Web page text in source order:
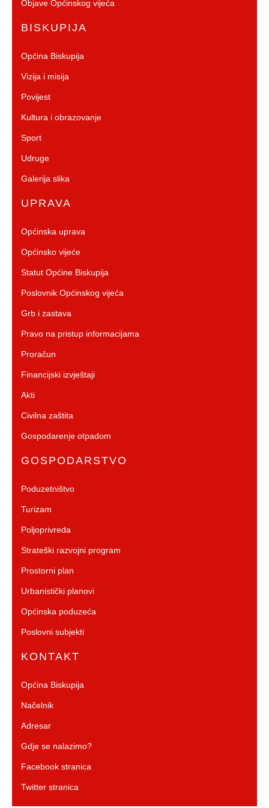
Objave Općinskog vijeća
BISKUPIJA
Općina Biskupija
Vizija i misija
Povijest
Kultura i obrazovanje
Sport
Udruge
Galerija slika
UPRAVA
Općinska uprava
Općinsko vijeće
Statut Općine Biskupija
Poslovnik Općinskog vijeća
Grb i zastava
Pravo na pristup informacijama
Proračun
Financijski izvještaji
Akti
Civilna zaštita
Gospodarenje otpadom
GOSPODARSTVO
Poduzetništvo
Turizam
Poljoprivreda
Strateški razvojni program
Prostorni plan
Urbanistički planovi
Općinska poduzeća
Poslovni subjekti
KONTAKT
Općina Biskupija
Načelnik
Adresar
Gdje se nalazimo?
Facebook stranica
Twitter stranica